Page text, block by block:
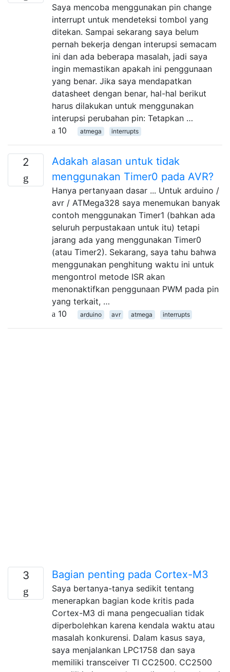
Saya mencoba menggunakan pin change
interrupt untuk mendeteksi tombol yang
ditekan. Sampai sekarang saya belum
pernah bekerja dengan interupsi semacam
ini dan ada beberapa masalah, jadi saya
ingin memastikan apakah ini penggunaan
yang benar. Jika saya mendapatkan
datasheet dengan benar, hal-hal berikut
harus dilakukan untuk menggunakan
interupsi perubahan pin: Tetapkan …
10
atmega interrupts
2
Adakah alasan untuk tidak
menggunakan Timer0 pada AVR?
Hanya pertanyaan dasar ... Untuk arduino /
avr / ATMega328 saya menemukan banyak
contoh menggunakan Timer1 (bahkan ada
seluruh perpustakaan untuk itu) tetapi
jarang ada yang menggunakan Timer0
(atau Timer2). Sekarang, saya tahu bahwa
menggunakan penghitung waktu ini untuk
mengontrol metode ISR akan
menonaktifkan penggunaan PWM pada pin
yang terkait, …
10
arduino avr atmega interrupts
3 Bagian penting pada Cortex-M3
Saya bertanya-tanya sedikit tentang
menerapkan bagian kode kritis pada
Cortex-M3 di mana pengecualian tidak
diperbolehkan karena kendala waktu atau
masalah konkurensi. Dalam kasus saya,
saya menjalankan LPC1758 dan saya
memiliki transceiver TI CC2500. CC2500